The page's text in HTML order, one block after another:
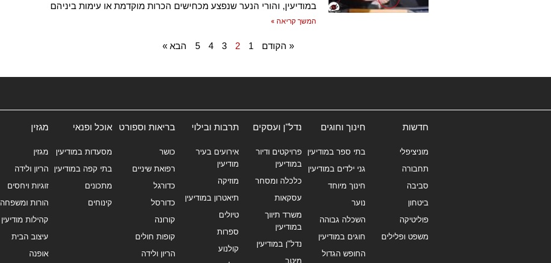
במודיעין, והורי הנער שנפצע מכחישים הכרות מוקדמת או עימות ביניהם
המשך קריאה »
« הקודם 1
2
3
4
5 הבא »
חדשות
מוניציפלי
תחבורה
סביבה
ביטחון
פוליטיקה
משפט ופלילים
חינוך וחוגים
בתי ספר במודיעין
גני ילדים במודיעין
חינוך מיוחד
נוער
השכלה גבוהה
חוגים במודיעין
החופש הגדול
נדל"ן ועסקים
פרויקטים ודיור
במודיעין
כלכלה ומסחר
עסקאות
משרד תיווך
במודיעין
נדל"ן במודיעין
מיטב
תרבות ובילוי
אירועים בעיר
מודיעין
מוזיקה
תיאטרון במודיעין
טיולים
ספרות
קולנוע
בריאות וספורט
כושר
רפואת שיניים
כדורגל
כדורסל
קורונה
קופות חולים
הריון ולידה
אוכל ופנאי
מסעדות במודיעין
בתי קפה במודיעין
מתכונים
קינוחים
מגזין
מגזין
הריון ולידה
זוגיות ויחסים
הורות ומשפחה
קהילות מודיעין
עיצוב הבית
אופנה